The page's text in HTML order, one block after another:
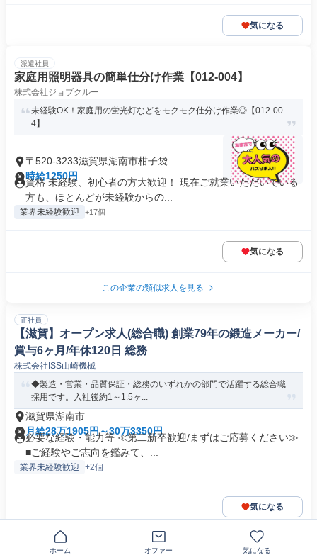
気になる
派遣社員
家庭用照明器具の簡単仕分け作業【012-004】
株式会社ジョブクルー
未経験OK！家庭用の蛍光灯などをモクモク仕分け作業◎【012-00
4】
〒520-3233滋賀県湖南市柑子袋
時給1250円
資格 未経験、初心者の方大歓迎！ 現在ご就業いただいている
方も、ほとんどが未経験からの...
業界未経験歓迎 +17個
気になる
この企業の類似求人を見る
正社員
【滋賀】オープン求人(総合職) 創業79年の鍛造メーカー/
賞与6ヶ月/年休120日 総務
株式会社ISS山崎機械
◆製造・営業・品質保証・総務のいずれかの部門で活躍する総合職
採用です。入社後約1～1.5ヶ...
滋賀県湖南市
月給28万1905円～30万3350円
必要な経験・能力等 ≪第二新卒歓迎/まずはご応募ください≫
■ご経験やご志向を鑑みて、...
業界未経験歓迎 +2個
気になる
ホーム オファー 気になる